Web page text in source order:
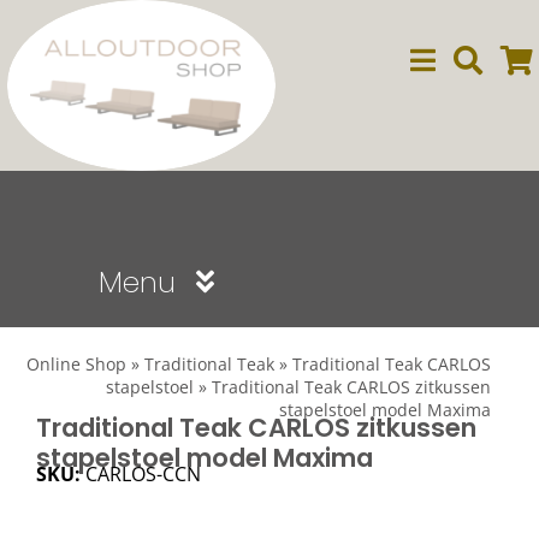
naar
inhoud
Menu
Dining
Online Shop » Traditional Teak » Traditional Teak CARLOS
stapelstoel » Traditional Teak CARLOS zitkussen
stapelstoel model Maxima
Traditional Teak CARLOS zitkussen
stapelstoel model Maxima
SKU:CARLOS-CCN